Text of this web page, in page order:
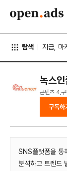
탐색 지금, 마
녹스인
콘텐츠 4
구독하
SNS플랫폼을 통
분석하고 트렌드